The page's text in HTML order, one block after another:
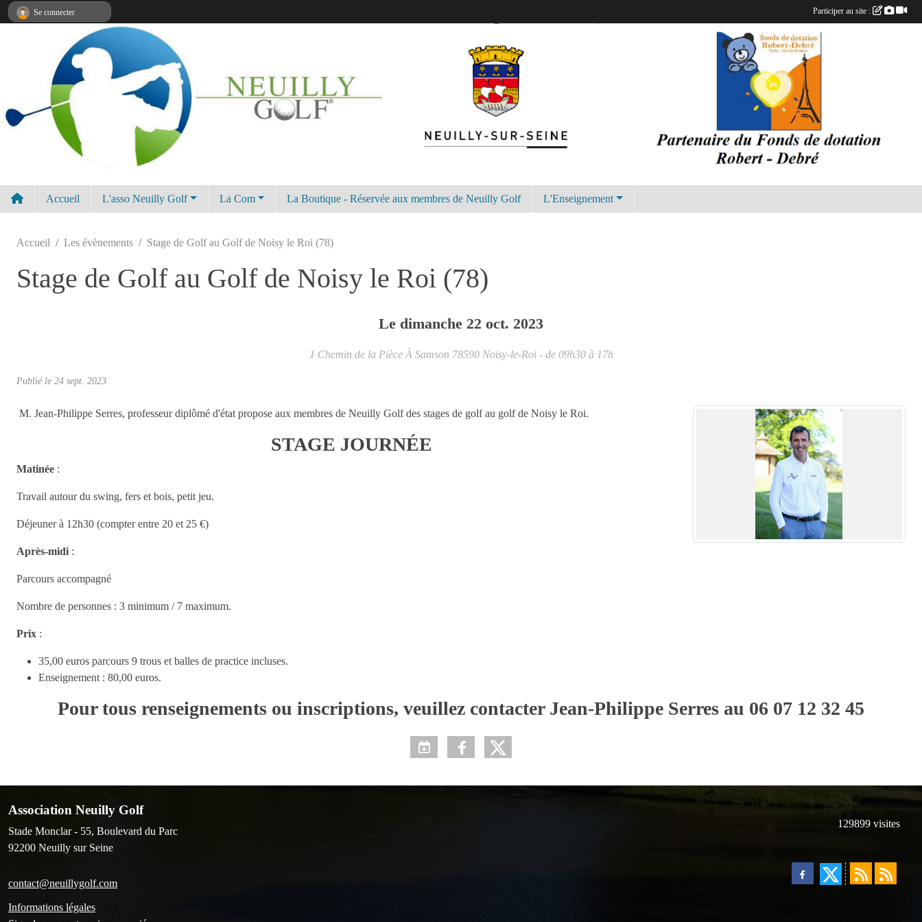
Accueil L'asso Neuilly Golf La Com La Boutique - Réservée aux membres de Neuilly Golf L'Enseignement
Accueil Les évènements Stage de Golf au Golf de Noisy le Roi (78)
Stage de Golf au Golf de Noisy le Roi (78)
Le dimanche 22 oct. 2023
1 Chemin de la Pièce À Samson 78590 Noisy-le-Roi - de 09h30 à 17h
Publié le 24 sept. 2023
M. Jean-Philippe Serres, professeur diplômé d'état propose aux membres de Neuilly Golf des stages de golf au golf de Noisy le Roi.
STAGE JOURNÉE
Matinée :
Travail autour du swing, fers et bois, petit jeu.
Déjeuner à 12h30 (compter entre 20 et 25 €)
Après-midi :
Parcours accompagné
Nombre de personnes : 3 minimum / 7 maximum.
Prix :
35,00 euros parcours 9 trous et balles de practice incluses.
Enseignement : 80,00 euros.
Pour tous renseignements ou inscriptions, veuillez contacter Jean-Philippe Serres au 06 07 12 32 45
Association Neuilly Golf
Stade Monclar - 55, Boulevard du Parc
92200 Neuilly sur Seine
contact@neuillygolf.com
Informations légales
129899 visites
Se connecter Participer au site :
Panneau de gestion des cookies